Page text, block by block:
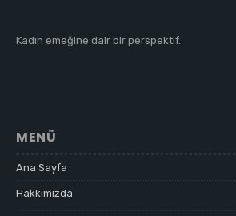
Kadın emeğine dair bir perspektif.
MENÜ
Ana Sayfa
Hakkımızda